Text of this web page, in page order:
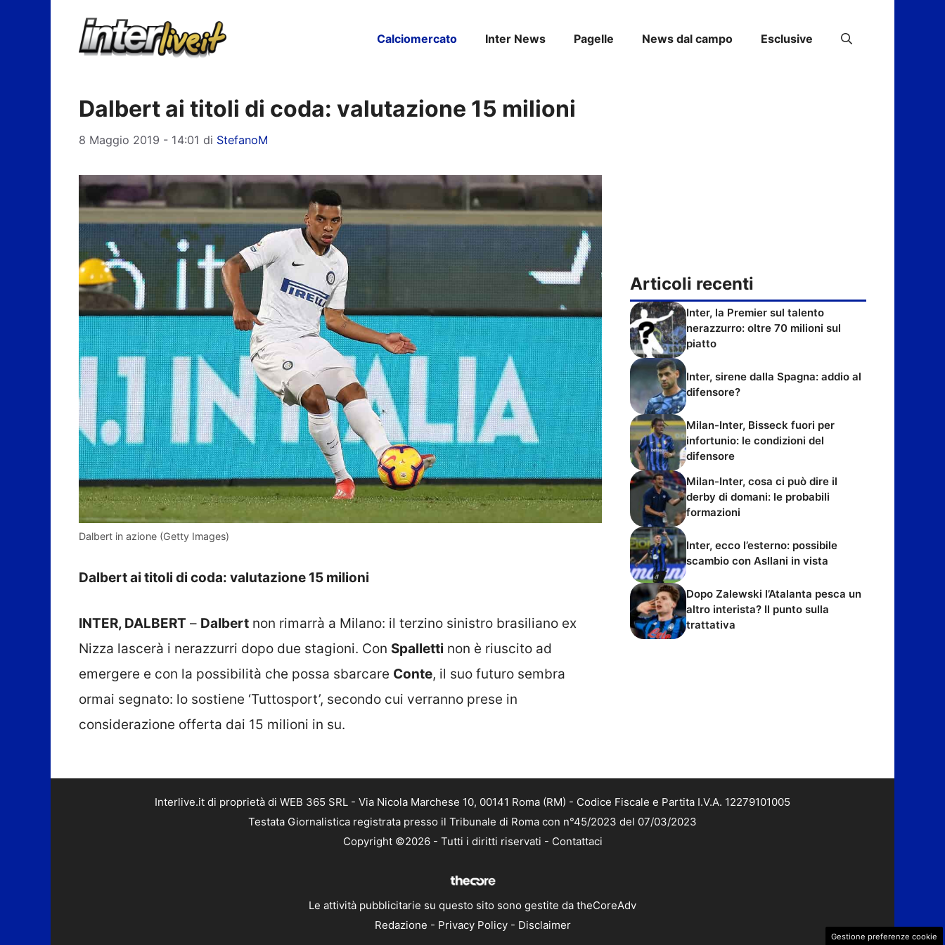
Calciomercato Inter News Pagelle News dal campo Esclusive
Dalbert ai titoli di coda: valutazione 15 milioni
8 Maggio 2019 - 14:01 di StefanoM
Dalbert in azione (Getty Images)
Dalbert ai titoli di coda: valutazione 15 milioni
INTER, DALBERT – Dalbert non rimarrà a Milano: il terzino sinistro brasiliano ex
Nizza lascerà i nerazzurri dopo due stagioni. Con Spalletti non è riuscito ad
emergere e con la possibilità che possa sbarcare Conte, il suo futuro sembra
ormai segnato: lo sostiene ‘Tuttosport’, secondo cui verranno prese in
considerazione offerta dai 15 milioni in su.
Articoli recenti
Inter, la Premier sul talento
nerazzurro: oltre 70 milioni sul
piatto
Inter, sirene dalla Spagna: addio al
difensore?
Milan-Inter, Bisseck fuori per
infortunio: le condizioni del
difensore
Milan-Inter, cosa ci può dire il
derby di domani: le probabili
formazioni
Inter, ecco l’esterno: possibile
scambio con Asllani in vista
Dopo Zalewski l’Atalanta pesca un
altro interista? Il punto sulla
trattativa
Interlive.it di proprietà di WEB 365 SRL - Via Nicola Marchese 10, 00141 Roma (RM) - Codice Fiscale e Partita I.V.A. 12279101005
Testata Giornalistica registrata presso il Tribunale di Roma con n°45/2023 del 07/03/2023
Copyright ©2026 - Tutti i diritti riservati - Contattaci
Le attività pubblicitarie su questo sito sono gestite da theCoreAdv
Redazione - Privacy Policy- Disclaimer
Gestione preferenze cookie